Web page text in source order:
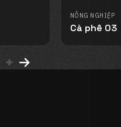
NÔNG NGHIỆP
Cà phê 03